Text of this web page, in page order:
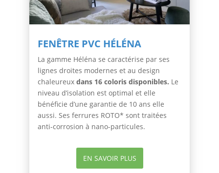
FENÊTRE PVC HÉLÉNA
La gamme Héléna se caractérise par ses
lignes droites modernes et au design
chaleureux dans 16 coloris disponibles. Le
niveau d’isolation est optimal et elle
bénéficie d’une garantie de 10 ans elle
aussi. Ses ferrures ROTO* sont traitées
anti-corrosion à nano-particules.
EN SAVOIR PLUS